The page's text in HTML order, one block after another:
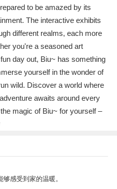
to be amazed by its
The interactive exhibits
different realms, each more
you're a seasoned art
day out, Biu~ has something
yourself in the wonder of
wild. Discover a world where
awaits around every
magic of Biu~ for yourself –
感受到家的温暖。